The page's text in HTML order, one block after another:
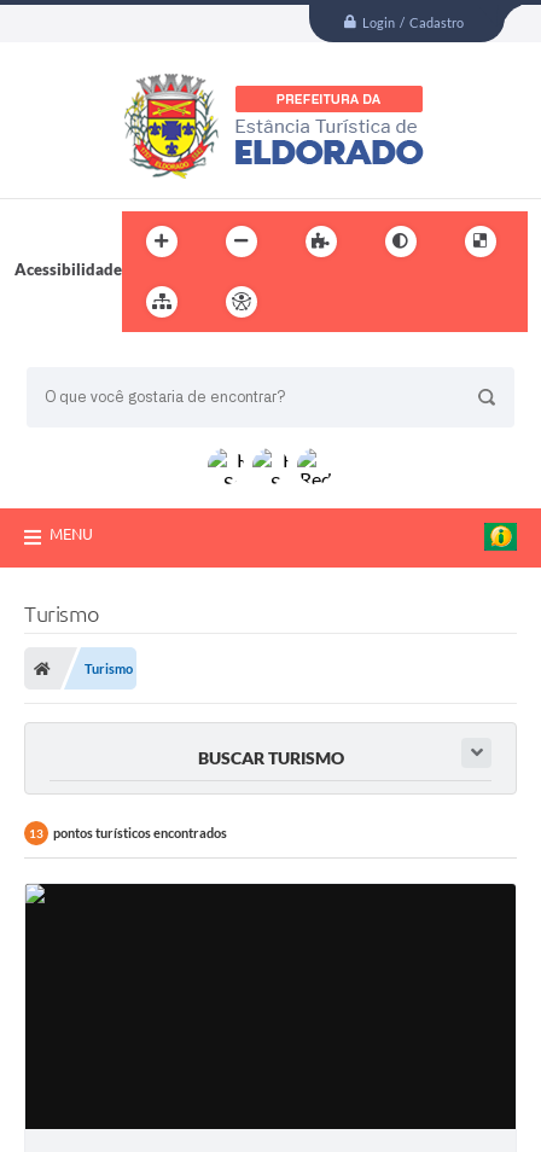
Login / Cadastro
Acessibilidade
MENU
Turismo
Turismo
BUSCAR TURISMO
13 pontos turísticos encontrados